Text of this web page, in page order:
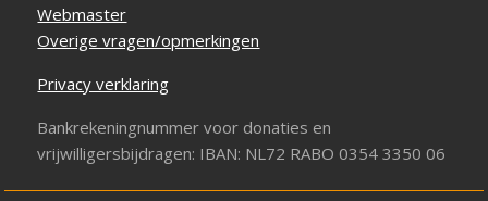
Webmaster
Overige vragen/opmerkingen
Privacy verklaring
Bankrekeningnummer voor donaties en
vrijwilligersbijdragen: IBAN: NL72 RABO 0354 3350 06